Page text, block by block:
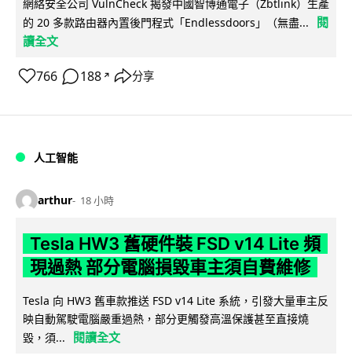
網絡安全公司 VulnCheck 揭發中國智博通電子（Zbtlink）生產
的 20 多款路由器內置後門程式「Endlessdoors」（無盡...
閱
讀全文
766 188 ↗ 分享
人工智能
arthur 18 小時
Tesla HW3 舊硬件裝 FSD v14 Lite 頻
現過熱 部分電腦損毀車主須自費維修
Tesla 向 HW3 舊車款推送 FSD v14 Lite 系統，引發大量車主反
映自動駕駛電腦嚴重過熱，部分更觸發高溫保護甚至直接燒
毀，須...
閱讀全文